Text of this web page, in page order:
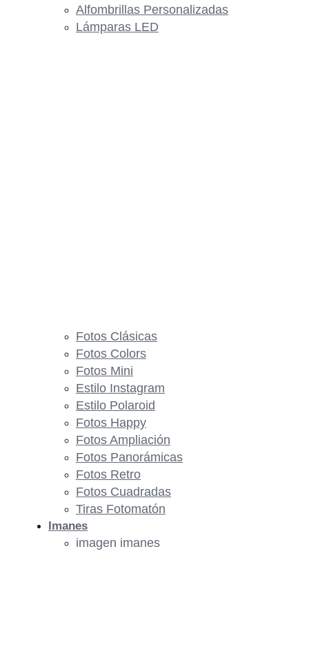
Alfombrillas Personalizadas
Lámparas LED
Fotos Clásicas
Fotos Colors
Fotos Mini
Estilo Instagram
Estilo Polaroid
Fotos Happy
Fotos Ampliación
Fotos Panorámicas
Fotos Retro
Fotos Cuadradas
Tiras Fotomatón
Imanes
imagen imanes